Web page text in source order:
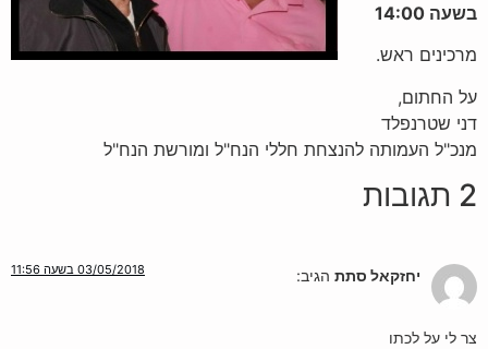
בשעה 14:00
מרכינים ראש.
על החתום,
דני שטרנפלד
מנכ"ל העמותה להנצחת חללי הנח"ל ומורשת הנח"ל
2 תגובות
יחזקאל סתת הגיב: 03/05/2018 בשעה 11:56
צר לי על לכתו